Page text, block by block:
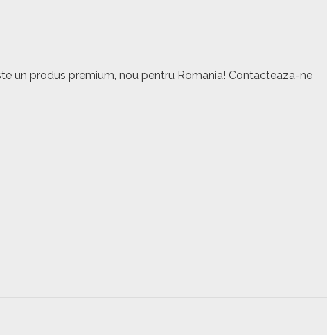
un produs premium, nou pentru Romania! Contacteaza-ne